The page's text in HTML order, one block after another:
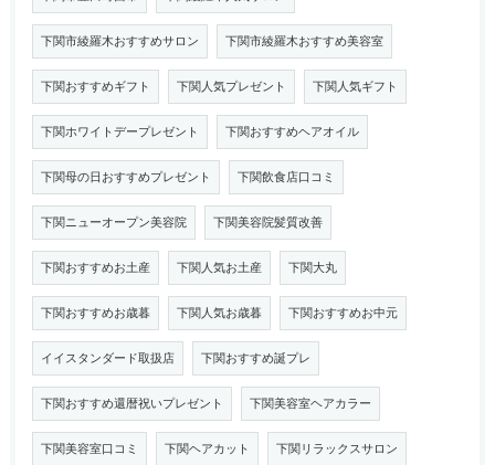
下関市綾羅木おすすめサロン 下関市綾羅木おすすめ美容室
下関おすすめギフト 下関人気プレゼント 下関人気ギフト
下関ホワイトデープレゼント 下関おすすめヘアオイル
下関母の日おすすめプレゼント 下関飲食店口コミ
下関ニューオープン美容院 下関美容院髪質改善
下関おすすめお土産 下関人気お土産 下関大丸
下関おすすめお歳暮 下関人気お歳暮 下関おすすめお中元
イイスタンダード取扱店 下関おすすめ誕プレ
下関おすすめ還暦祝いプレゼント 下関美容室ヘアカラー
下関美容室口コミ 下関ヘアカット 下関リラックスサロン